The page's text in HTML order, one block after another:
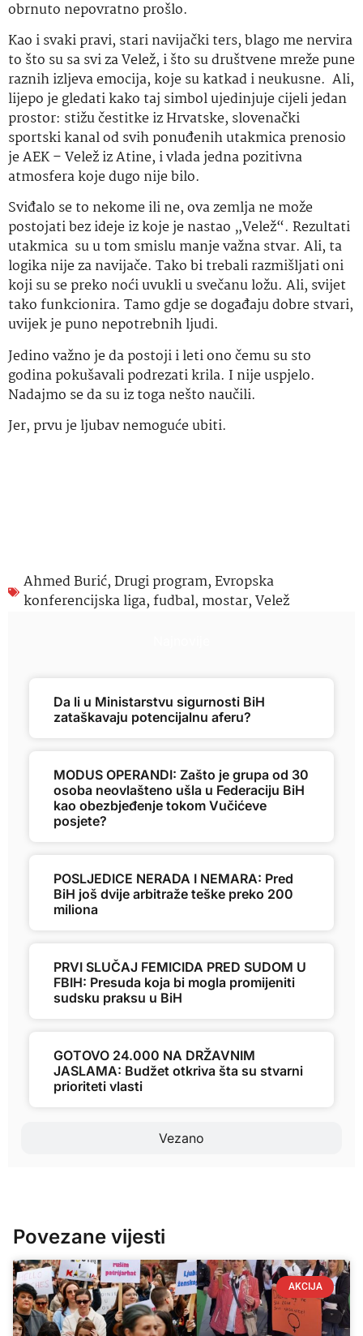
obrnuto nepovratno prošlo.
Kao i svaki pravi, stari navijački ters, blago me nervira
to što su sa svi za Velež, i što su društvene mreže pune
raznih izljeva emocija, koje su katkad i neukusne. Ali,
lijepo je gledati kako taj simbol ujedinjuje cijeli jedan
prostor: stižu čestitke iz Hrvatske, slovenački
sportski kanal od svih ponuđenih utakmica prenosio
je AEK – Velež iz Atine, i vlada jedna pozitivna
atmosfera koje dugo nije bilo.
Sviđalo se to nekome ili ne, ova zemlja ne može
postojati bez ideje iz koje je nastao „Velež“. Rezultati
utakmica su u tom smislu manje važna stvar. Ali, ta
logika nije za navijače. Tako bi trebali razmišljati oni
koji su se preko noći uvukli u svečanu ložu. Ali, svijet
tako funkcionira. Tamo gdje se događaju dobre stvari,
uvijek je puno nepotrebnih ljudi.
Jedino važno je da postoji i leti ono čemu su sto
godina pokušavali podrezati krila. I nije uspjelo.
Nadajmo se da su iz toga nešto naučili.
Jer, prvu je ljubav nemoguće ubiti.
Ahmed Burić,Drugi program,Evropska
konferencijska liga,fudbal, mostar,Velež
Vezano
Da li u Ministarstvu sigurnosti BiH
zataškavaju potencijalnu aferu?
MODUS OPERANDI: Zašto je grupa od 30
osoba neovlašteno ušla u Federaciju BiH
kao obezbjeđenje tokom Vučićeve
posjete?
POSLJEDICE NERADA I NEMARA: Pred
BiH još dvije arbitraže teške preko 200
miliona
PRVI SLUČAJ FEMICIDA PRED SUDOM U
FBIH: Presuda koja bi mogla promijeniti
sudsku praksu u BiH
GOTOVO 24.000 NA DRŽAVNIM
JASLAMA: Budžet otkriva šta su stvarni
prioriteti vlasti
Povezane vijesti
AKCIJA